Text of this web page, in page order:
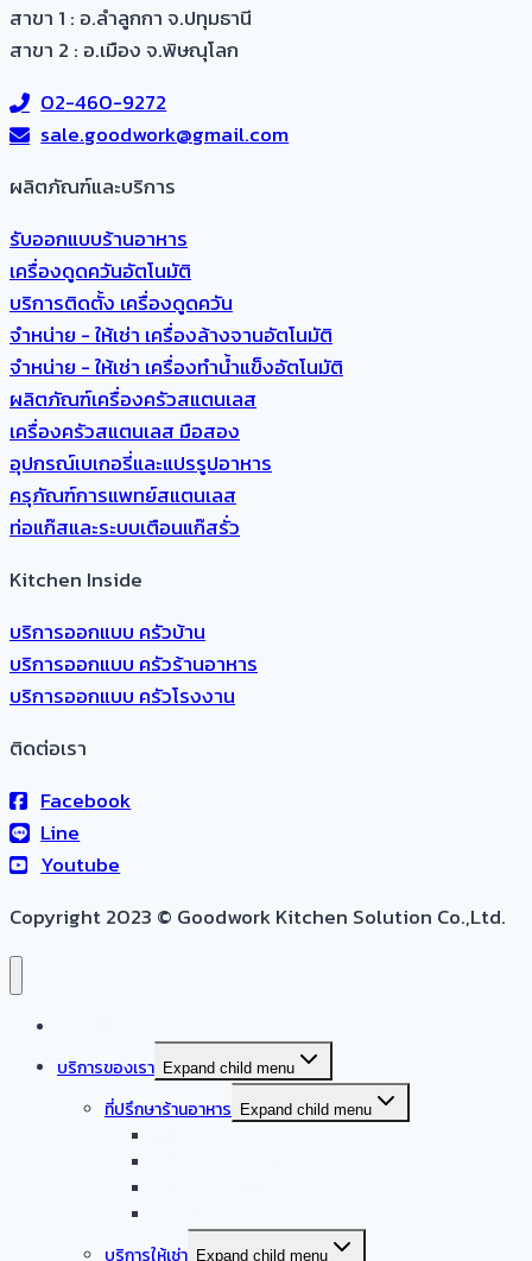
สาขา 1 : อ.ลำลูกกา จ.ปทุมธานี
สาขา 2 : อ.เมือง จ.พิษณุโลก
02-460-9272
sale.goodwork@gmail.com
ผลิตภัณฑ์และบริการ​
รับออกแบบร้านอาหาร
เครื่องดูดควันอัตโนมัติ
บริการติดตั้ง เครื่องดูดควัน
จำหน่าย - ให้เช่า เครื่องล้างจานอัตโนมัติ
จำหน่าย - ให้เช่า เครื่องทำน้ำแข็งอัตโนมัติ
ผลิตภัณฑ์เครื่องครัวสแตนเลส
เครื่องครัวสแตนเลส มือสอง
อุปกรณ์เบเกอรี่และแปรรูปอาหาร
ครุภัณฑ์การแพทย์สแตนเลส
ท่อแก๊สและระบบเตือนแก๊สรั่ว
Kitchen Inside
บริการออกแบบ ครัวบ้าน
บริการออกแบบ ครัวร้านอาหาร
บริการออกแบบ ครัวโรงงาน
ติดต่อเรา
Facebook
Line
Youtube
Copyright 2023 © Goodwork Kitchen Solution Co.,Ltd.
บริการของเรา Expand child menu
ที่ปรึกษาร้านอาหาร Expand child menu
บริการให้เช่า Expand child menu